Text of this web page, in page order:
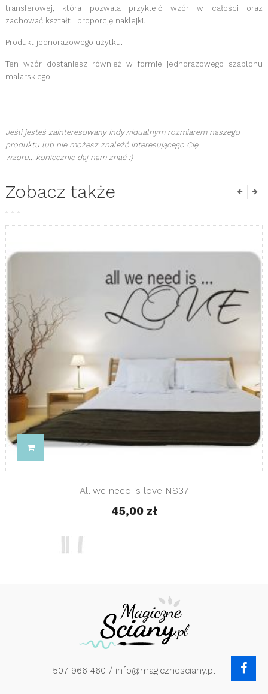
transferowej, która pozwala przykleić wzór w całości oraz
zachować kształt i proporcję naklejki.
Produkt jednorazowego użytku.
Ten wzór dostaniesz również w formie jednorazowego szablonu
malarskiego.
Jeśli jesteś zainteresowany indywidualnym rozmiarem naszego
produktu lub nie możesz znaleźć interesującego Cię
wzoru....koniecznie daj nam znać :)
Zobacz także
All we need is love NS37
45,00 zł
507 966 460 / info@magicznesciany.pl